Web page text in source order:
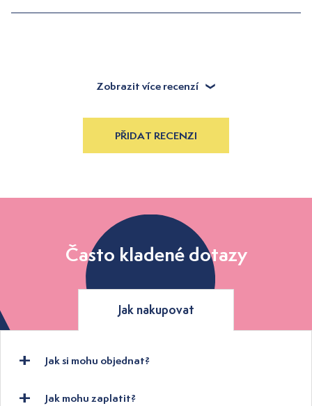
Zobrazit více recenzí
PŘIDAT RECENZI
Často kladené dotazy
Jak nakupovat
Jak si mohu objednat?
Jak mohu zaplatit?